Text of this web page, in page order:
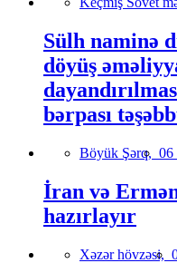
Sülh naminə
döyüş
bərpası
Böyük Şərq, 06
İran və
hazırlayır
Xəzər hövzəsi,